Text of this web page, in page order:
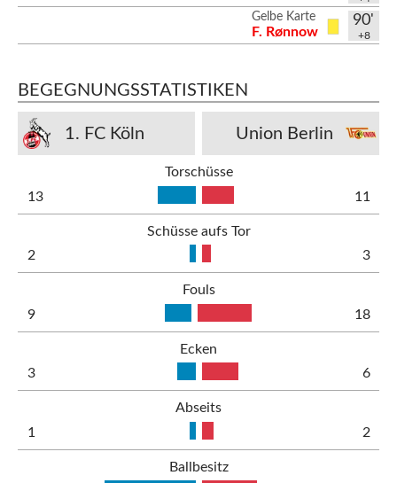
90'
+8
Gelbe Karte
F. Rønnow
BEGEGNUNGSSTATISTIKEN
1. FC Köln Union Berlin
Torschüsse
13
11
Schüsse aufs Tor
2
3
Fouls
9
18
Ecken
3
6
Abseits
1
2
Ballbesitz